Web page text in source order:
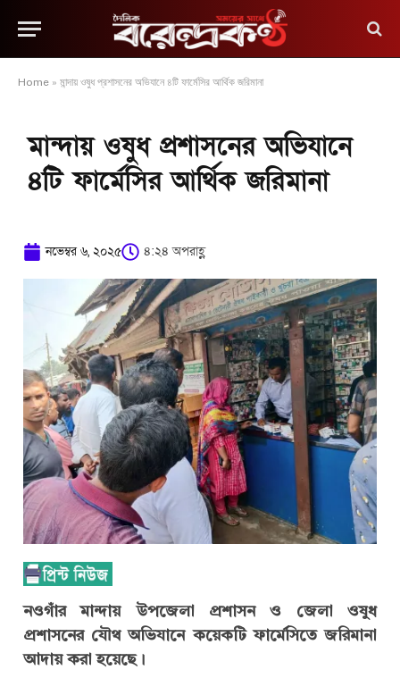
Home » মান্দায় ওষুধ প্রশাসনের অভিযানে ৪টি ফার্মেসির আর্থিক জরিমানা
মান্দায় ওষুধ প্রশাসনের অভিযানে
৪টি ফার্মেসির আর্থিক জরিমানা
নভেম্বর ৬, ২০২৫ ৪:২৪ অপরাহ্ণ
নওগাঁর মান্দায় উপজেলা প্রশাসন ও জেলা ওষুধ
প্রশাসনের যৌথ অভিযানে কয়েকটি ফার্মেসিতে জরিমানা
আদায় করা হয়েছে।